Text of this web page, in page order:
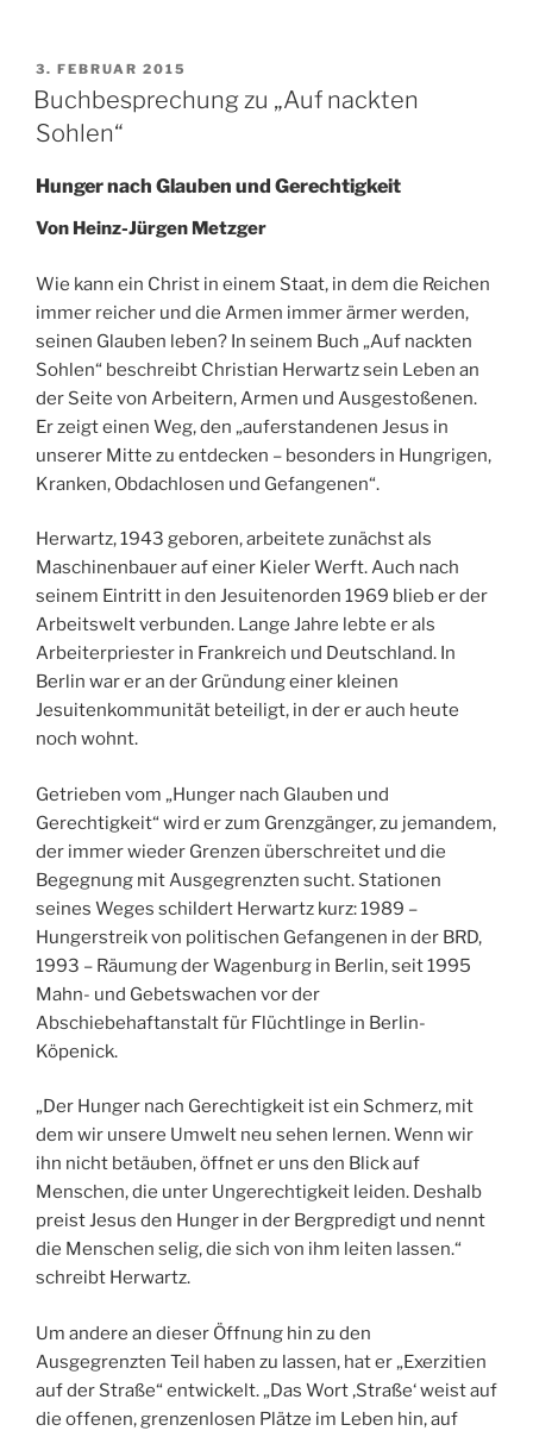
VERÖFFENTLICHT
AM
3. FEBRUAR 2015
Buchbesprechung zu „Auf nackten
Sohlen“
Hunger nach Glauben und Gerechtigkeit
Von Heinz-Jürgen Metzger
Wie kann ein Christ in einem Staat, in dem die Reichen
immer reicher und die Armen immer ärmer werden,
seinen Glauben leben? In seinem Buch „Auf nackten
Sohlen“ beschreibt Christian Herwartz sein Leben an
der Seite von Arbeitern, Armen und Ausgestoßenen.
Er zeigt einen Weg, den „auferstandenen Jesus in
unserer Mitte zu entdecken – besonders in Hungrigen,
Kranken, Obdachlosen und Gefangenen“.
Herwartz, 1943 geboren, arbeitete zunächst als
Maschinenbauer auf einer Kieler Werft. Auch nach
seinem Eintritt in den Jesuitenorden 1969 blieb er der
Arbeitswelt verbunden. Lange Jahre lebte er als
Arbeiterpriester in Frankreich und Deutschland. In
Berlin war er an der Gründung einer kleinen
Jesuitenkommunität beteiligt, in der er auch heute
noch wohnt.
Getrieben vom „Hunger nach Glauben und
Gerechtigkeit“ wird er zum Grenzgänger, zu jemandem,
der immer wieder Grenzen überschreitet und die
Begegnung mit Ausgegrenzten sucht. Stationen
seines Weges schildert Herwartz kurz: 1989 –
Hungerstreik von politischen Gefangenen in der BRD,
1993 – Räumung der Wagenburg in Berlin, seit 1995
Mahn- und Gebetswachen vor der
Abschiebehaftanstalt für Flüchtlinge in Berlin-
Köpenick.
„Der Hunger nach Gerechtigkeit ist ein Schmerz, mit
dem wir unsere Umwelt neu sehen lernen. Wenn wir
ihn nicht betäuben, öffnet er uns den Blick auf
Menschen, die unter Ungerechtigkeit leiden. Deshalb
preist Jesus den Hunger in der Bergpredigt und nennt
die Menschen selig, die sich von ihm leiten lassen.“
schreibt Herwartz.
Um andere an dieser Öffnung hin zu den
Ausgegrenzten Teil haben zu lassen, hat er „Exerzitien
auf der Straße“ entwickelt. „Das Wort ‚Straße‘ weist auf
die offenen, grenzenlosen Plätze im Leben hin, auf